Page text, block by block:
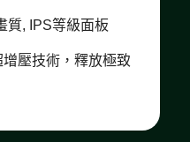
質, IPS等級面板
壓技術，釋放極致